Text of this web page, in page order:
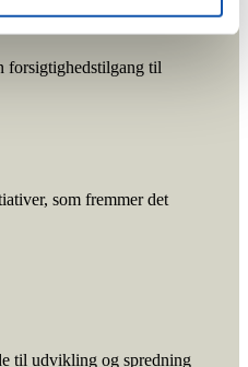
forsigtighedstilgang til
som fremmer det
til udvikling og spredning